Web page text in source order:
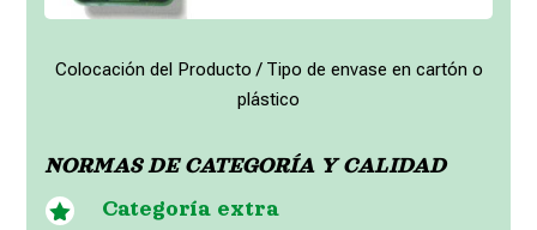
Colocación del Producto / Tipo de envase en cartón o
plástico
NORMAS DE CATEGORÍA Y CALIDAD
 Categoría extra